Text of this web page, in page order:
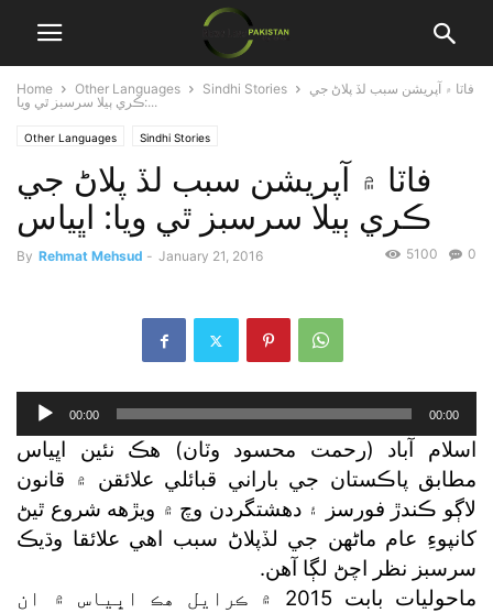
Home Other Languages Sindhi Stories
فاٽا ۾ آپريشن سبب لڏ پلاڻ جي
ڪري ٻيلا سرسبز ٿي ويا:...
Other Languages Sindhi Stories
فاٽا ۾ آپريشن سبب لڏ پلاڻ جي
ڪري ٻيلا سرسبز ٿي ويا: اڀياس
By Rehmat Mehsud - January 21, 2016 0
5100
Audio
Player
00:00 00:00
اسلام آباد (رحمت محسود وٽان) هڪ نئين اڀياس
مطابق پاڪستان جي باراني قبائلي علائقن ۾ قانون
لاڳو ڪندڙ فورسز ۽ دهشتگردن وچ ۾ ويڙهه شروع ٿيڻ
کانپوءِ عام ماڻهن جي لڏپلاڻ سبب اهي علائقا وڌيڪ
سرسبز نظر اچڻ لڳا آهن.
ماحوليات بابت 2015 ۾ ڪرايل هڪ اڀياس ۾ ان